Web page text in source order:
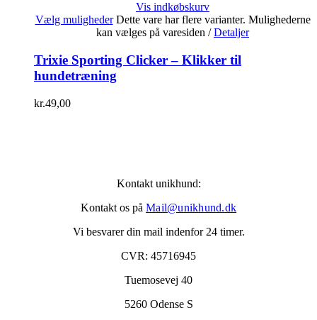
Vis indkøbskurv
Vælg muligheder Dette vare har flere varianter. Mulighederne
kan vælges på varesiden / Detaljer
Trixie Sporting Clicker – Klikker til
hundetræning
kr.49,00
Kontakt unikhund:
Kontakt os på Mail@unikhund.dk
Vi besvarer din mail indenfor 24 timer.
CVR: 45716945
Tuemosevej 40
5260 Odense S